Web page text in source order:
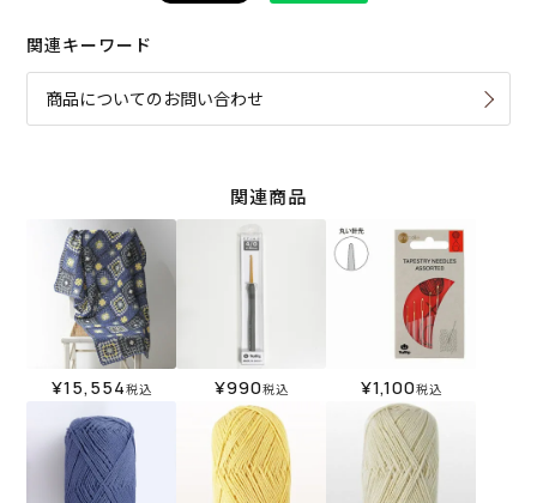
関連キーワード
商品についてのお問い合わせ
関連商品
¥15,554税込 ¥990税込 ¥1,100税込